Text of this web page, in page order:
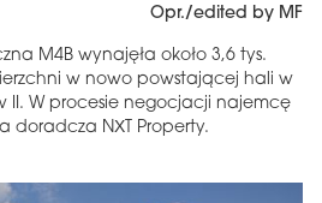
Opr./edited by MF
M4B wynajęła około 3,6 tys.
w nowo powstającej hali w
II. W procesie negocjacji najemcę
doradcza NXT Property.